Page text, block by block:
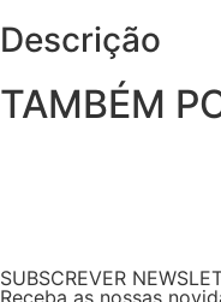
Descrição
TAMBÉM
SUBSCREVER
Receba as nossas